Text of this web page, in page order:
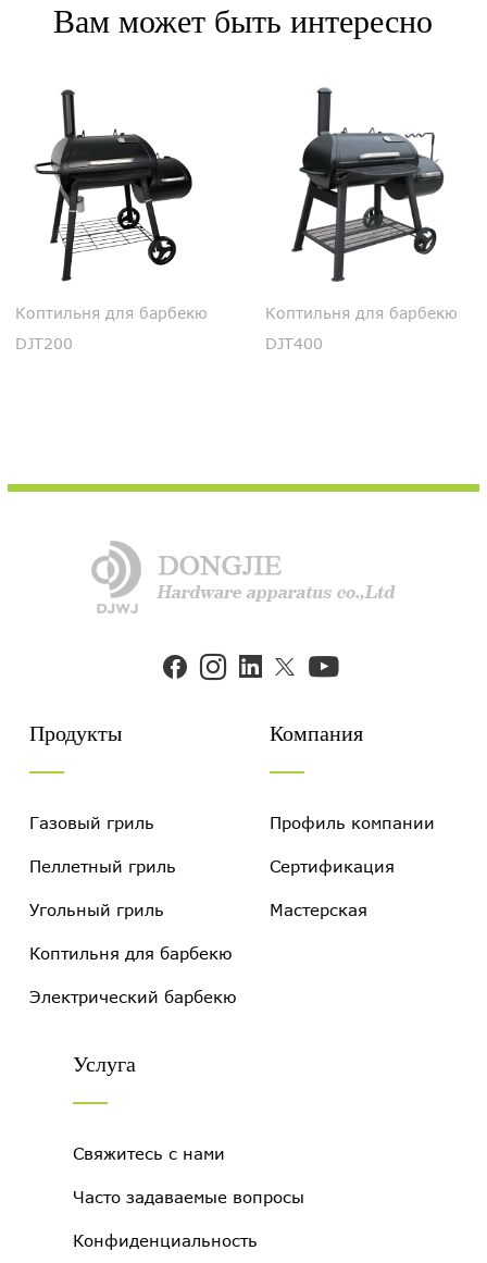
Вам может быть интересно
Коптильня для барбекю
DJT200
Коптильня для барбекю
DJT400
 
Продукты
Газовый гриль
Пеллетный гриль
Угольный гриль
Коптильня для барбекю
Электрический барбекю
Компания
Профиль компании
Сертификация
Мастерская
Услуга
Свяжитесь с нами
Часто задаваемые вопросы
Конфиденциальность